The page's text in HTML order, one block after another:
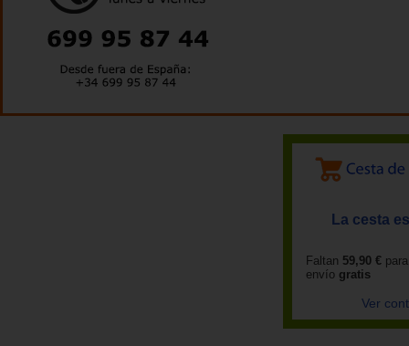
La cesta
Faltan 59,90 €
envío gratis
Ver